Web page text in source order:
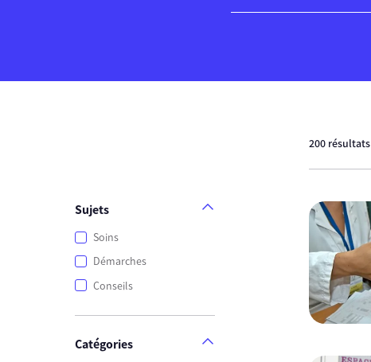
Sujets
Soins
Démarches
Conseils
Catégories
200 résultats